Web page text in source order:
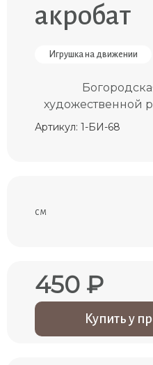
акробат
Игрушка на движении
художественной
Артикул: 1-БИ-68
см
450 ₽
Купить у